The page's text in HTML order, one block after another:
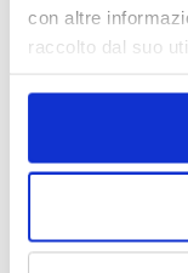
con altre
raccolto dal suo